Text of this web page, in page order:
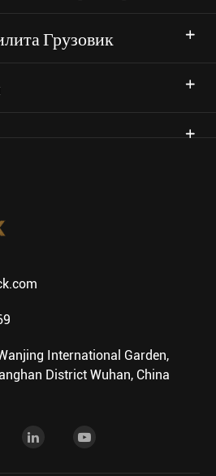
Грузовик
International Garden,
District Wuhan, China